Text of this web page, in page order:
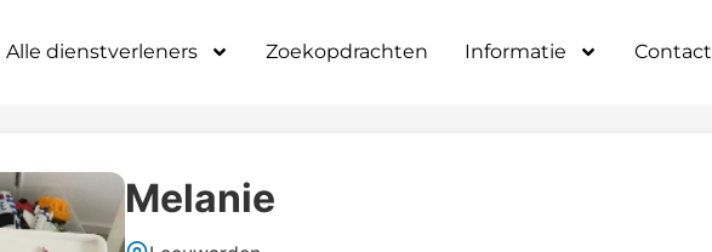
Alle dienstverleners Zoekopdrachten Informatie Contact
Melanie